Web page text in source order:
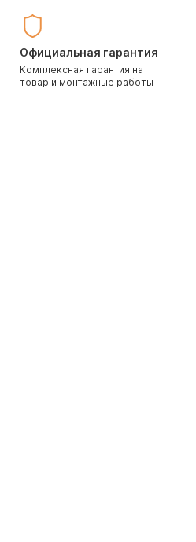
Официальная гарантия
Комплексная гарантия на
товар и монтажные работы